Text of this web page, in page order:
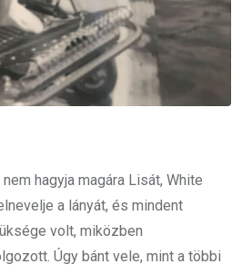
hagyja magára Lisát, White
a lányát, és mindent
volt, miközben
Úgy bánt vele, mint a többi